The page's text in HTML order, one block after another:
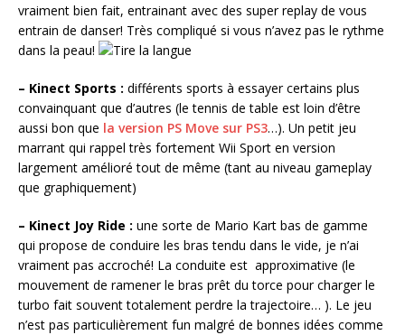
vraiment bien fait, entrainant avec des super replay de vous
entrain de danser! Très compliqué si vous n’avez pas le rythme
dans la peau!
– Kinect Sports : différents sports à essayer certains plus
convainquant que d’autres (le tennis de table est loin d’être
aussi bon que la version PS Move sur PS3…). Un petit jeu
marrant qui rappel très fortement Wii Sport en version
largement amélioré tout de même (tant au niveau gameplay
que graphiquement)
– Kinect Joy Ride : une sorte de Mario Kart bas de gamme
qui propose de conduire les bras tendu dans le vide, je n’ai
vraiment pas accroché! La conduite est approximative (le
mouvement de ramener le bras prêt du torce pour charger le
turbo fait souvent totalement perdre la trajectoire… ). Le jeu
n’est pas particulièrement fun malgré de bonnes idées comme